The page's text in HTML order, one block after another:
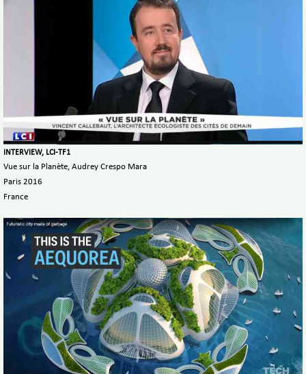
INTERVIEW, LCI-TF1
Vue sur la Planète, Audrey Crespo Mara
Paris 2016
France